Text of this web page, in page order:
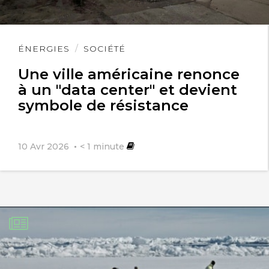
ÉNERGIES SOCIÉTÉ
Une ville américaine renonce
à un "data center" et devient
symbole de résistance
10 Avr 2026 < 1 minute
Lire